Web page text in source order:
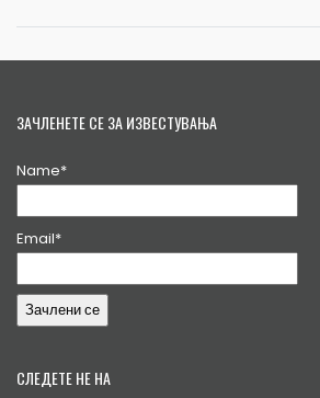
ЗАЧЛЕНЕТЕ СЕ ЗА ИЗВЕСТУВАЊА
Name*
Email*
СЛЕДЕТЕ НЕ НА